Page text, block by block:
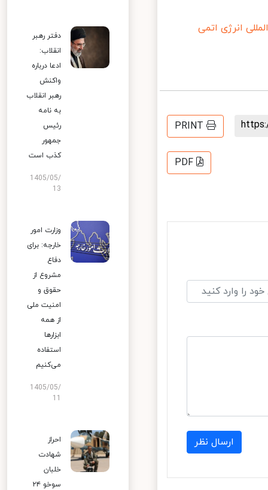
انرژی اتمی
PRINT
PDF
ارسال نظر
دفتر رهبر
انقلاب:
ادعا درباره
واکنش
رهبر انقلاب
به نامه
رئیس
جمهور
کذب است
1405/05/
13
وزارت امور
خارجه: برای
دفاع
مشروع از
حقوق و
امنیت ملی
از همه
ابزارها
استفاده
می‌کنیم
1405/05/
احراز
شهادت
خلبان
سوخو ۲۴